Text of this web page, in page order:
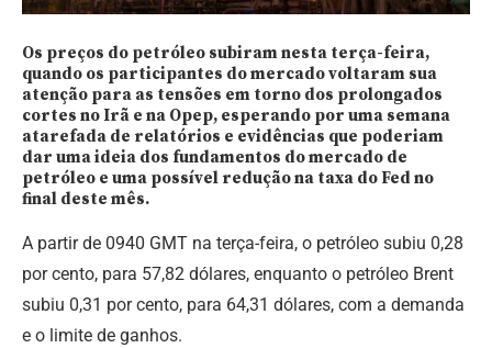
Os preços do petróleo subiram nesta terça-feira,
quando os participantes do mercado voltaram sua
atenção para as tensões em torno dos prolongados
cortes no Irã e na Opep, esperando por uma semana
atarefada de relatórios e evidências que poderiam
dar uma ideia dos fundamentos do mercado de
petróleo e uma possível redução na taxa do Fed no
final deste mês.
A partir de 0940 GMT na terça-feira, o petróleo subiu 0,28
por cento, para 57,82 dólares, enquanto o petróleo Brent
subiu 0,31 por cento, para 64,31 dólares, com a demanda
e o limite de ganhos.